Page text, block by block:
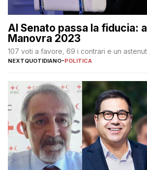
Al Senato passa la fiducia:
Manovra 2023
107 voti a favore, 69 i contrari e un
NEXTQUOTIDIANO-POLITICA